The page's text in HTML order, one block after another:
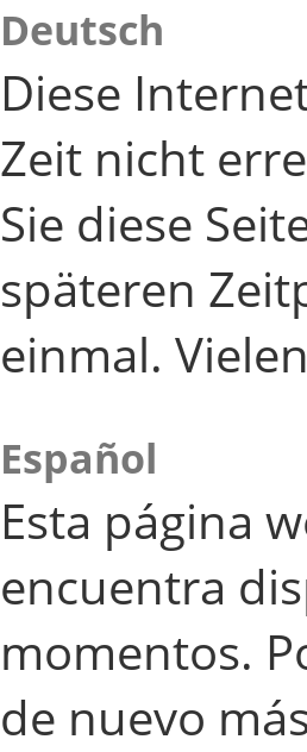
Deutsch
Diese
Zeit nicht
Sie diese
späteren
einmal.
Español
Esta página
encuentra
momentos.
de nuevo